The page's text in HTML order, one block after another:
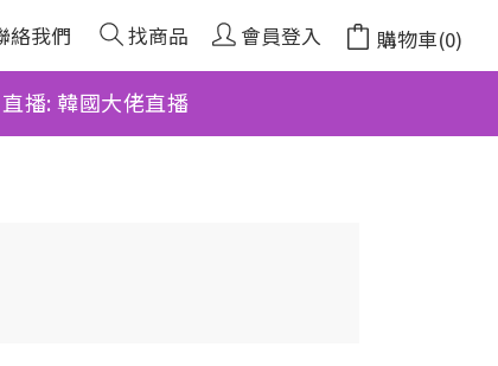
絡我們 找商品 會員登入 購物車(0)
播: 韓國大佬直播